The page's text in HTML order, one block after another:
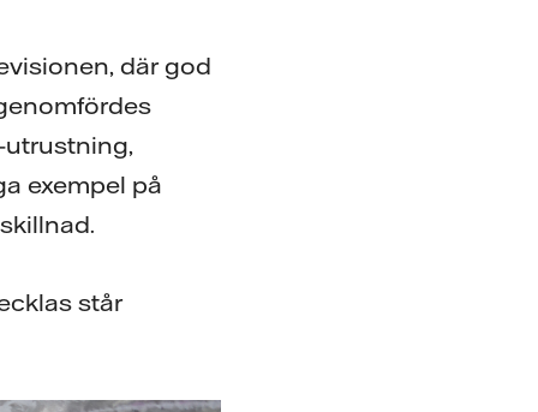
där god
utrustning,
exempel på
står